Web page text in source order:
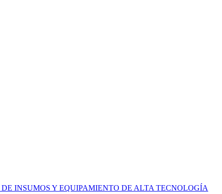
INSUMOS Y EQUIPAMIENTO DE ALTA TECNOLOGÍA